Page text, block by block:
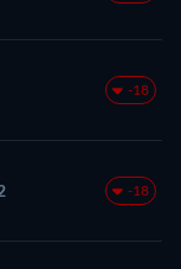
-18
-18